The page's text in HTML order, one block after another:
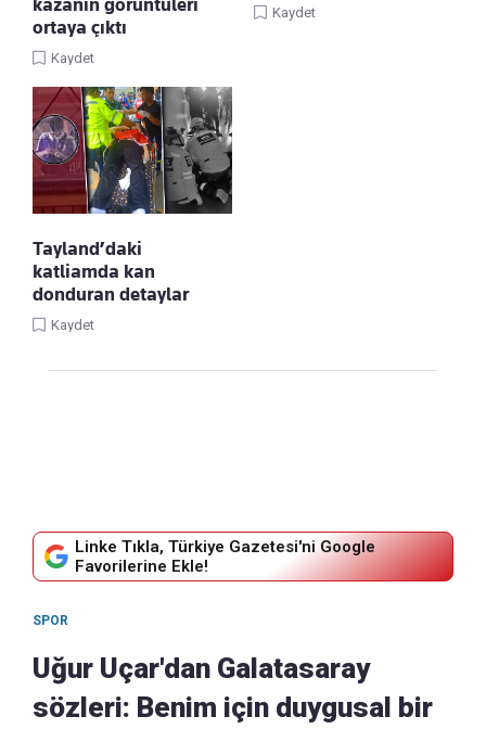
kazanın görüntüleri
ortaya çıktı
Kaydet
Kaydet
Tayland’daki
katliamda kan
donduran detaylar
Kaydet
Linke Tıkla, Türkiye Gazetesi'ni Google
Favorilerine Ekle!
SPOR
Uğur Uçar'dan Galatasaray
sözleri: Benim için duygusal bir